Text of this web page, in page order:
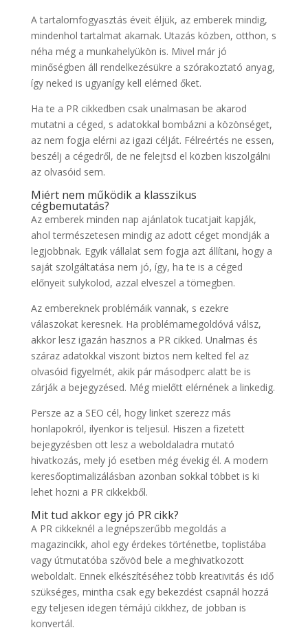
A tartalomfogyasztás éveit éljük, az emberek mindig,
mindenhol tartalmat akarnak. Utazás közben, otthon, s
néha még a munkahelyükön is. Mivel már jó
minőségben áll rendelkezésükre a szórakoztató anyag,
így neked is ugyanígy kell elérned őket.
Ha te a PR cikkedben csak unalmasan be akarod
mutatni a céged, s adatokkal bombázni a közönséget,
az nem fogja elérni az igazi célját. Félreértés ne essen,
beszélj a cégedről, de ne felejtsd el közben kiszolgálni
az olvasóid sem.
Miért nem működik a klasszikus
cégbemutatás?
Az emberek minden nap ajánlatok tucatjait kapják,
ahol természetesen mindig az adott céget mondják a
legjobbnak. Egyik vállalat sem fogja azt állítani, hogy a
saját szolgáltatása nem jó, így, ha te is a céged
előnyeit sulykolod, azzal elveszel a tömegben.
Az embereknek problémáik vannak, s ezekre
válaszokat keresnek. Ha problémamegoldóvá válsz,
akkor lesz igazán hasznos a PR cikked. Unalmas és
száraz adatokkal viszont biztos nem kelted fel az
olvasóid figyelmét, akik pár másodperc alatt be is
zárják a bejegyzésed. Még mielőtt elérnének a linkedig.
Persze az a SEO cél, hogy linket szerezz más
honlapokról, ilyenkor is teljesül. Hiszen a fizetett
bejegyzésben ott lesz a weboldaladra mutató
hivatkozás, mely jó esetben még évekig él. A modern
keresőoptimalizálásban azonban sokkal többet is ki
lehet hozni a PR cikkekből.
Mit tud akkor egy jó PR cikk?
A PR cikkeknél a legnépszerűbb megoldás a
magazincikk, ahol egy érdekes történetbe, toplistába
vagy útmutatóba szővöd bele a meghivatkozott
weboldalt. Ennek elkészítéséhez több kreativitás és idő
szükséges, mintha csak egy bekezdést csapnál hozzá
egy teljesen idegen témájú cikkhez, de jobban is
konvertál.